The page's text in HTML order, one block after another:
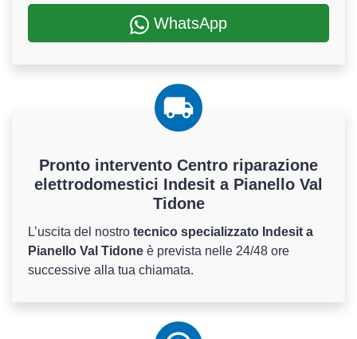
WhatsApp
Pronto intervento Centro riparazione
elettrodomestici Indesit a Pianello Val
Tidone
L’uscita del nostro tecnico specializzato Indesit a
Pianello Val Tidone è prevista nelle 24/48 ore
successive alla tua chiamata.